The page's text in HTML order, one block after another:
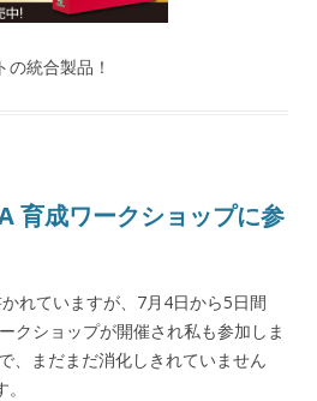
統合製品！
成ワークショップに参
れていますが、7月4日から5日間
クショップが開催され私も参加しま
、まだまだ消化しきれていません